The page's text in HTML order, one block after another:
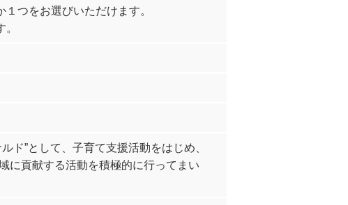
つをお選びいただけます。
ド”として、子育て支援活動をはじめ、
に貢献する活動を積極的に行ってまい